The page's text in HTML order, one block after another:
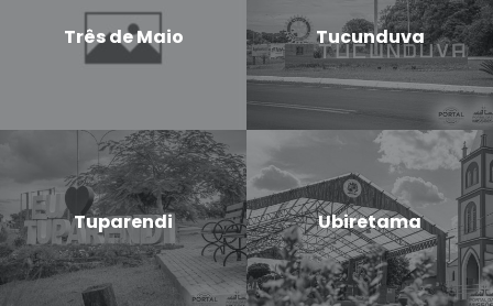
Três de Maio Tucunduva
Tuparendi Ubiretama